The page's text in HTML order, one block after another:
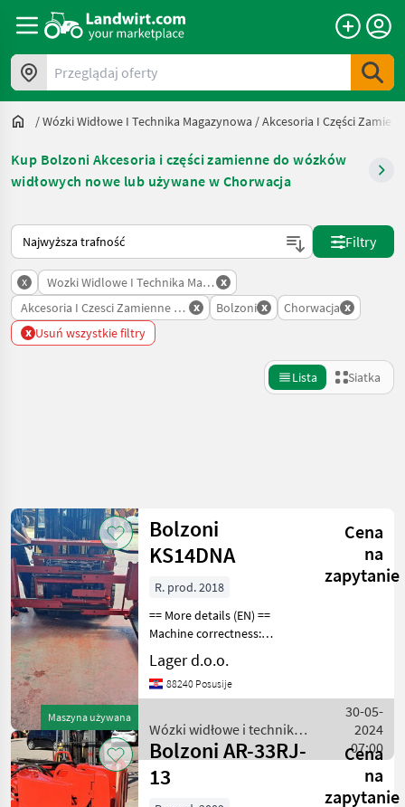
Przeglądaj oferty
/Wózki Widłowe I Technika Magazynowa /Akcesoria I Części
Kup Bolzoni Akcesoria i części zamienne do wózków
widłowych nowe lub używane w Chorwacja
Tak sortuje się na Landwirt.com
Filtry
x Wozki Widlowe I Technika Magazynowa
x
Akcesoria I Czesci Zamienne Do Wozkow Widlowych
x Bolzoni x Chorwacja x
x Usuń wszystkie filtry
Lista Siatka
Kategoria 4 Kraj
AKTUALNA
ŚCIEŻKA
technika
rolnicza
Wozki
Widlowe I
Technika
Magazynowa
Akcesoria I
Czesci
Zamienne
Do Wozkow
Widlowych
Zresetuj
Pokaż 2
wyników
Maszyna używana
Bolzoni
KS14DNA
Cena
na
zapytanie
R. prod. 2018
== More details (EN) ==
Machine correctness:
Correct Fork positioner fork
rotation and side shift max.
pitch width 1, 800 mm
widłowe i
Lager d.o.o.
88240 Posusije
Wózki widłowe i technika
magazynowa / Bolzoni
30-05-
2024
07:00
Bolzoni AR-33RJ-
13
Cena
na
zapytanie